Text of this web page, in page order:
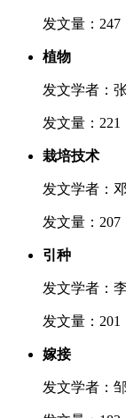
发文量：247
植物
发文学者：
发文量：221
栽培技术
发文学者：
发文量：207
引种
发文学者：
发文量：201
嫁接
发文学者：